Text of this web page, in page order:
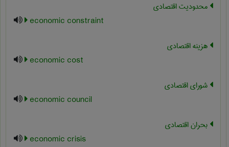
محدودیت اقتصادی
economic constraint
هزینه اقتصادی
economic cost
شورای اقتصادی
economic council
بحران اقتصادی
economic crisis